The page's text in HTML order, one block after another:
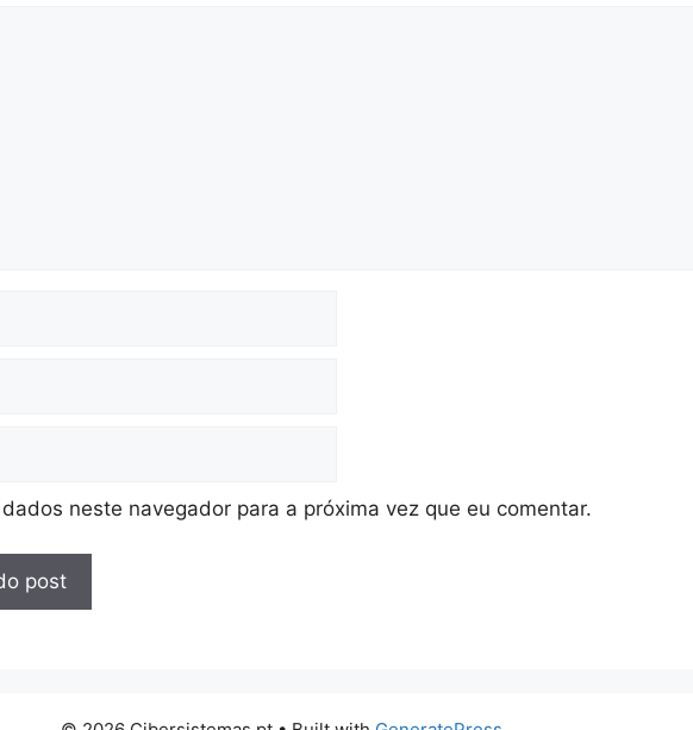
neste navegador para a próxima vez que eu comentar.